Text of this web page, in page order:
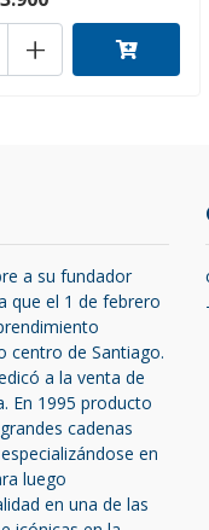
+
a su fundador
que el 1 de febrero
centro de Santiago.
a la venta de
En 1995 producto
cadenas
en
luego
en una de las